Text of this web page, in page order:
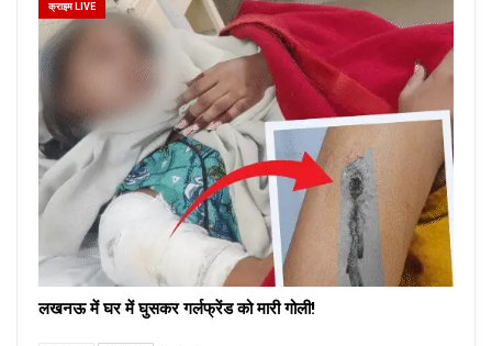
क्राइम LIVE
लखनऊ में घर में घुसकर गर्लफ्रेंड को मारी गोली!